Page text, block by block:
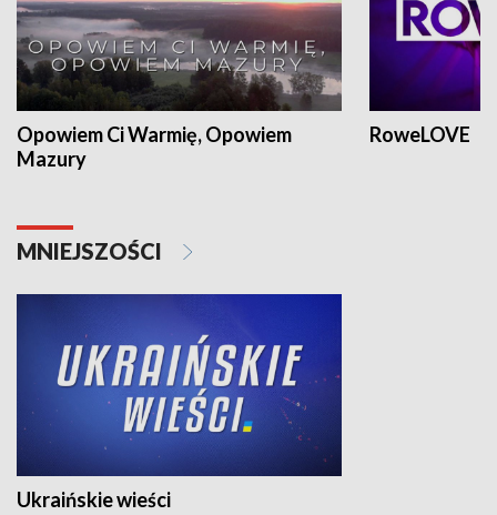
Opowiem Ci Warmię, Opowiem
Mazury
RoweLOVE
MNIEJSZOŚCI
Ukraińskie wieści